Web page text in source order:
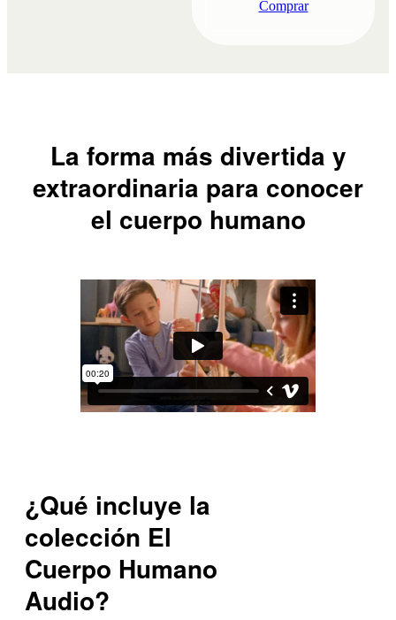
Comprar
La forma más divertida y
extraordinaria para conocer
el cuerpo humano
¿Qué incluye la
colección El
Cuerpo Humano
Audio?